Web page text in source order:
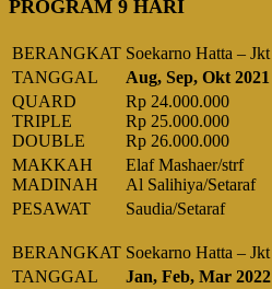
PROGRAM 9 HARI
BERANGKAT Soekarno Hatta – Jkt
TANGGAL
Aug, Sep, Okt 2021
QUARD
TRIPLE
DOUBLE
Rp 24.000.000
Rp 25.000.000
Rp 26.000.000
MAKKAH
MADINAH
Elaf Mashaer/strf
Al Salihiya/Setaraf
PESAWAT
Saudia/Setaraf
BERANGKAT Soekarno Hatta – Jkt
TANGGAL
Jan, Feb, Mar 2022